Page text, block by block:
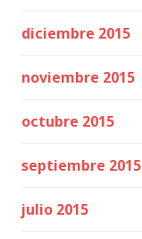
diciembre 2015
noviembre 2015
octubre 2015
septiembre 2015
julio 2015